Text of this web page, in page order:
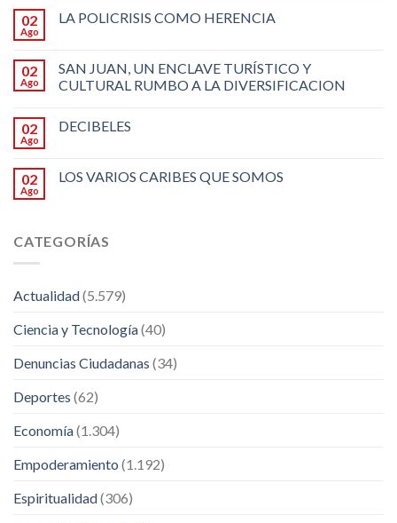
02
Ago
LA POLICRISIS COMO HERENCIA
02
Ago
SAN JUAN, UN ENCLAVE TURÍSTICO Y
CULTURAL RUMBO A LA DIVERSIFICACION
02
Ago
DECIBELES
02
Ago
LOS VARIOS CARIBES QUE SOMOS
CATEGORÍAS
Actualidad(5.579)
Ciencia y Tecnología(40)
Denuncias Ciudadanas (34)
Deportes (62)
Economía(1.304)
Empoderamiento (1.192)
Espiritualidad(306)